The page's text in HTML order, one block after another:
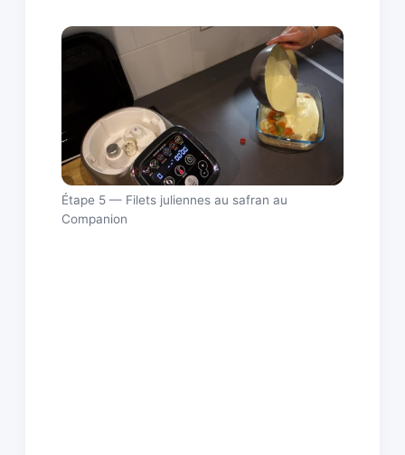
Étape 5 — Filets juliennes au safran au
Companion